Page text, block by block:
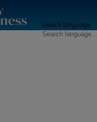
Search language